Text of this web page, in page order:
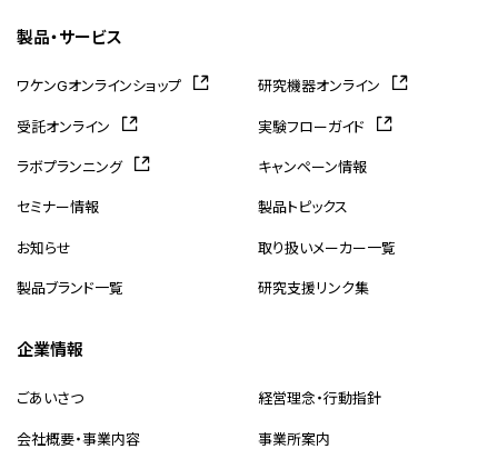
製品・サービス
ワケンGオンラインショップ 研究機器オンライン
受託オンライン 実験フローガイド
ラボプランニング キャンペーン情報
セミナー情報 製品トピックス
お知らせ 取り扱いメーカー一覧
製品ブランド一覧 研究支援リンク集
企業情報
ごあいさつ 経営理念・行動指針
会社概要・事業内容 事業所案内